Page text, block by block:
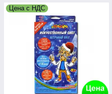
Цена с НДС